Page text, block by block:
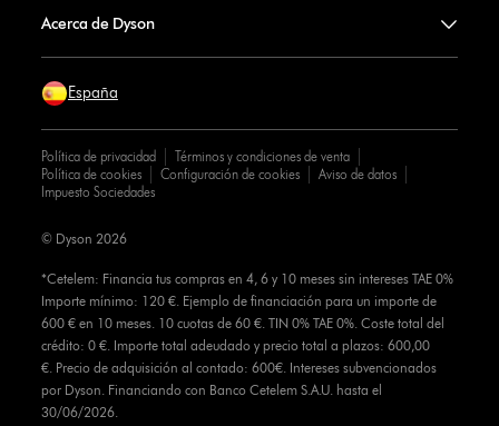
Acerca de Dyson
España
Política de privacidad
Términos y condiciones de venta
Política de cookies
Configuración de cookies
Aviso de datos
Impuesto Sociedades
*Cetelem: Financia tus compras en 4, 6 y 10 meses sin intereses TAE 0%
Importe mínimo: 120 €. Ejemplo de financiación para un importe de
600 € en 10 meses. 10 cuotas de 60 €. TIN 0% TAE 0%. Coste total del
crédito: 0 €. Importe total adeudado y precio total a plazos: 600,00
€. Precio de adquisición al contado: 600€. Intereses subvencionados
por Dyson. Financiando con Banco Cetelem S.A.U. hasta el
30/06/2026.
© Dyson 2026